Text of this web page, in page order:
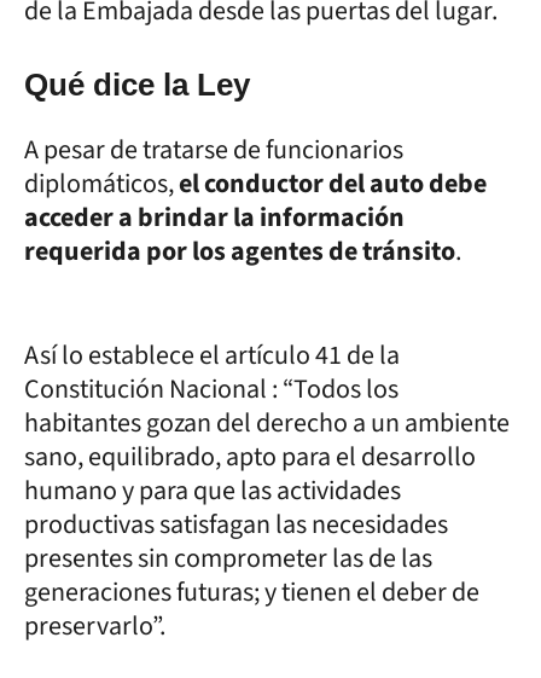
de la Embajada desde las puertas del lugar.
Qué dice la Ley
A pesar de tratarse de funcionarios
diplomáticos,el conductor del auto debe
acceder a brindar la información
requerida por los agentes de tránsito.
Así lo establece el artículo 41 de la
Constitución Nacional : “Todos los
habitantes gozan del derecho a un ambiente
sano, equilibrado, apto para el desarrollo
humano y para que las actividades
productivas satisfagan las necesidades
presentes sin comprometer las de las
generaciones futuras; y tienen el deber de
preservarlo”.